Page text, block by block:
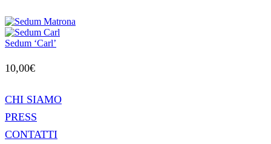
Sedum ‘Carl’
10,00€
CHI SIAMO
PRESS
CONTATTI